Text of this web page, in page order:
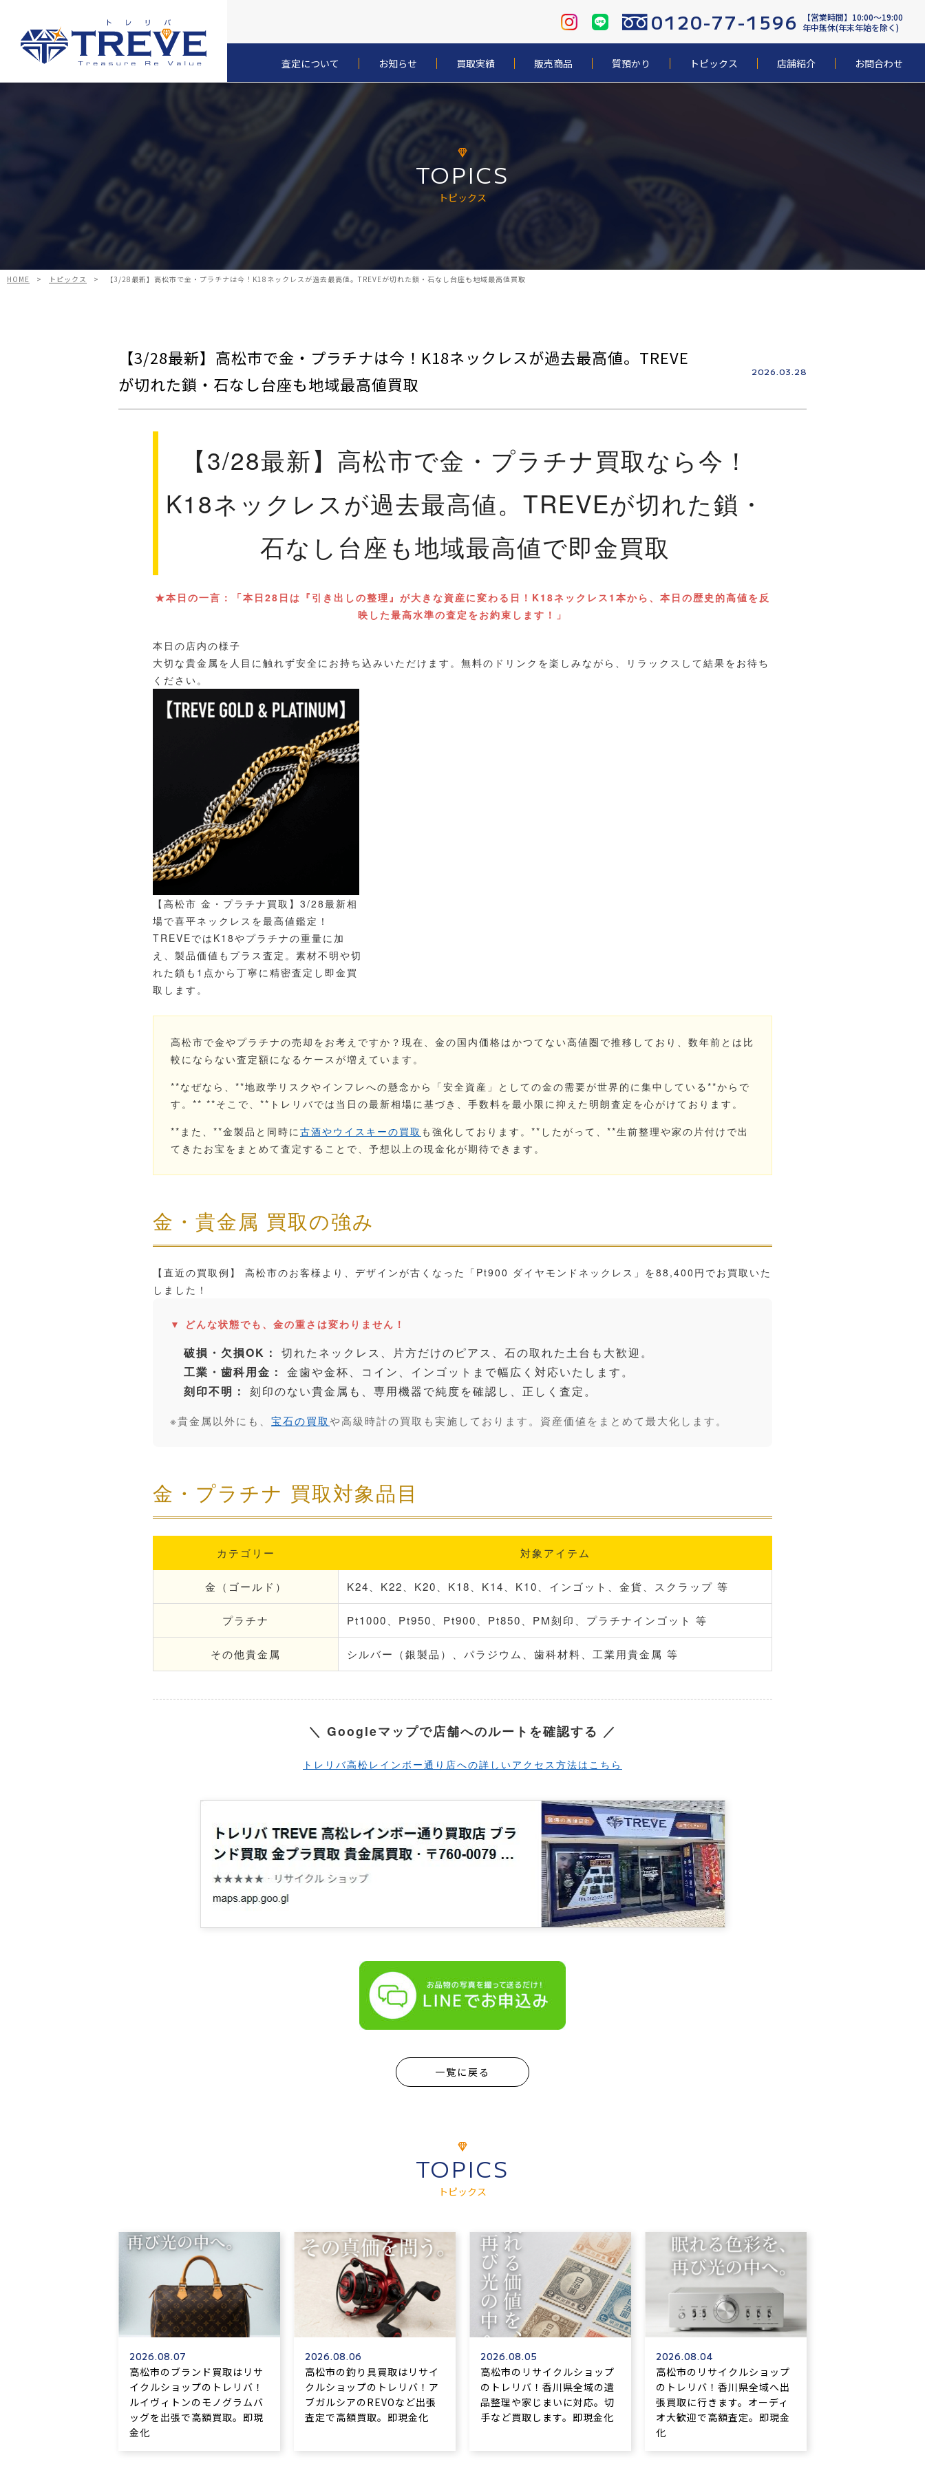
0120-77-1596
【営業時間】10:00〜19:00
年中無休(年末年始を除く)
査定について お知らせ 買取実績 販売商品 質預かり トピックス 店舗紹介 お問合わせ
TOPICS
トピックス
HOME > トピックス > 【3/28最新】高松市で金・プラチナは今！K18ネックレスが過去最高値。TREVEが切れた鎖・石なし台座も地域最高値買取
【3/28最新】高松市で金・プラチナは今！K18ネックレスが過去最高値。TREVE
が切れた鎖・石なし台座も地域最高値買取
2026.03.28
【3/28最新】高松市で金・プラチナ買取なら今！
K18ネックレスが過去最高値。TREVEが切れた鎖・
石なし台座も地域最高値で即金買取
★本日の一言：「本日28日は『引き出しの整理』が大きな資産に変わる日！K18ネックレス1本から、本日の歴史的高値を反
映した最高水準の査定をお約束します！」
本日の店内の様子
大切な貴金属を人目に触れず安全にお持ち込みいただけます。無料のドリンクを楽しみながら、リラックスして結果をお待ち
ください。
【高松市 金・プラチナ買取】3/28最新相
場で喜平ネックレスを最高値鑑定！
TREVEではK18やプラチナの重量に加
え、製品価値もプラス査定。素材不明や切
れた鎖も1点から丁寧に精密査定し即金買
取します。
高松市で金やプラチナの売却をお考えですか？現在、金の国内価格はかつてない高値圏で推移しており、数年前とは比
較にならない査定額になるケースが増えています。
**なぜなら、**地政学リスクやインフレへの懸念から「安全資産」としての金の需要が世界的に集中している**からで
す。** **そこで、**トレリバでは当日の最新相場に基づき、手数料を最小限に抑えた明朗査定を心がけております。
**また、**金製品と同時に古酒やウイスキーの買取 も強化しております。**したがって、**生前整理や家の片付けで出
てきたお宝をまとめて査定することで、予想以上の現金化が期待できます。
金・貴金属 買取の強み
【直近の買取例】 高松市のお客様より、デザインが古くなった「Pt900 ダイヤモンドネックレス」を88,400円 でお買取いた
しました！
▼ どんな状態でも、金の重さは変わりません！
破損・欠損OK：
切れたネックレス、片方だけのピアス、石の取れた土台も大歓迎。
工業・歯科用金：
金歯や金杯、コイン、インゴットまで幅広く対応いたします。
刻印不明：
刻印のない貴金属も、専用機器で純度を確認し、正しく査定。
※貴金属以外にも、 宝石の買取や高級時計の買取も実施しております。資産価値をまとめて最大化します。
金・プラチナ 買取対象品目
カテゴリー 対象アイテム
金（ゴールド） K24、K22、K20、K18、K14、K10、インゴット、金貨、スクラップ 等
プラチナ Pt1000、Pt950、Pt900、Pt850、PM刻印、プラチナインゴット 等
その他貴金属 シルバー（銀製品）、パラジウム、歯科材料、工業用貴金属 等
＼ Googleマップで店舗へのルートを確認する ／
トレリバ高松レインボー通り店への詳しいアクセス方法はこちら
一覧に戻る
TOPICS
トピックス
2026.08.07
高松市のブランド買取はリサ
イクルショップのトレリバ！
ルイヴィトンのモノグラムバ
ッグを出張で高額買取。即現
金化
2026.08.06
高松市の釣り具買取はリサイ
クルショップのトレリバ！ア
ブガルシアのREVOなど出張
査定で高額買取。即現金化
2026.08.05
高松市のリサイクルショップ
のトレリバ！香川県全域の遺
品整理や家じまいに対応。切
手など買取します。即現金化
2026.08.04
高松市のリサイクルショップ
のトレリバ！香川県全域へ出
張買取に行きます。オーディ
オ大歓迎で高額査定。即現金
化